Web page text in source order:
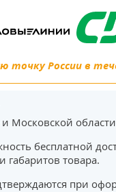
России в
Московской
бесплатной
габаритов товара.
при